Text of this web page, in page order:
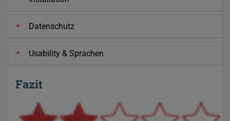
Datenschutz
Usability & Sprachen
Fazit